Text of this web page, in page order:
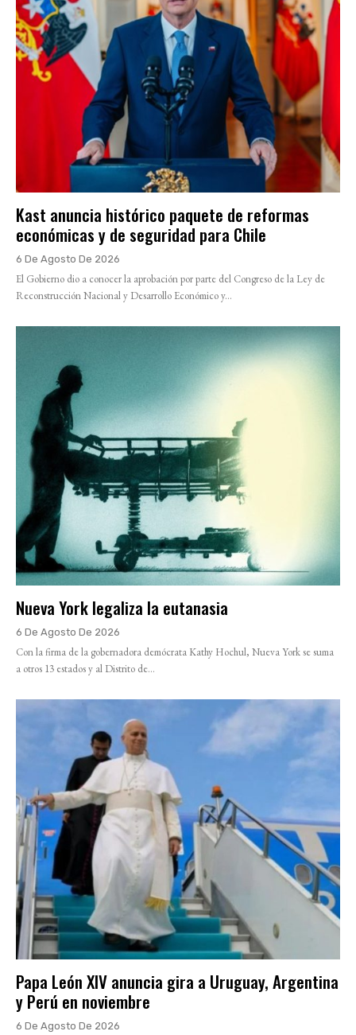
Kast anuncia histórico paquete de reformas
económicas y de seguridad para Chile
6 De Agosto De 2026
El Gobierno dio a conocer la aprobación por parte del Congreso de la Ley de
Reconstrucción Nacional y Desarrollo Económico y...
Nueva York legaliza la eutanasia
6 De Agosto De 2026
Con la firma de la gobernadora demócrata Kathy Hochul, Nueva York se suma
a otros 13 estados y al Distrito de...
Papa León XIV anuncia gira a Uruguay, Argentina
y Perú en noviembre
6 De Agosto De 2026